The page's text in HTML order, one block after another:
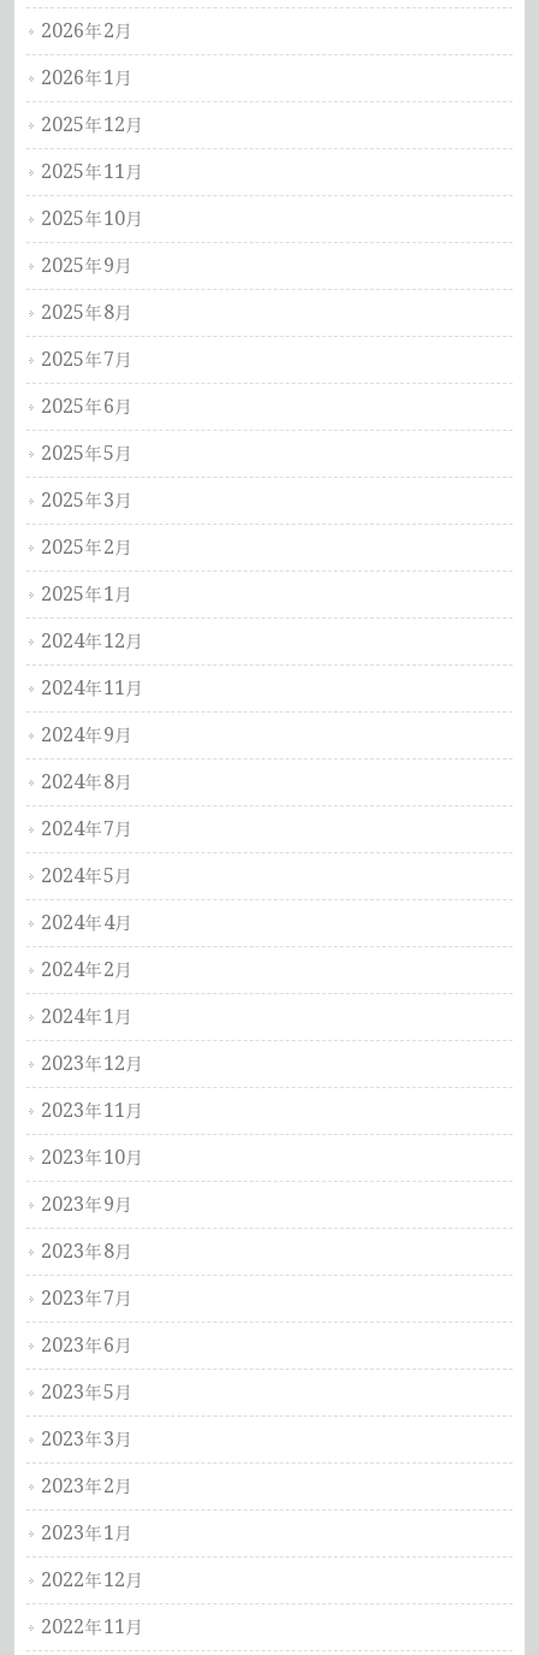
2026年2月
2026年1月
2025年12月
2025年11月
2025年10月
2025年9月
2025年8月
2025年7月
2025年6月
2025年5月
2025年3月
2025年2月
2025年1月
2024年12月
2024年11月
2024年9月
2024年8月
2024年7月
2024年5月
2024年4月
2024年2月
2024年1月
2023年12月
2023年11月
2023年10月
2023年9月
2023年8月
2023年7月
2023年6月
2023年5月
2023年3月
2023年2月
2023年1月
2022年12月
2022年11月